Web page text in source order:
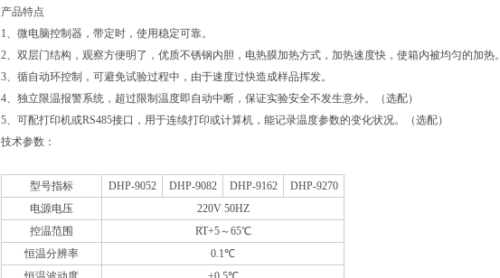
产品特点
1、微电脑控制器，带定时，使用稳定可靠。
2、双层门结构，观察方便明了，优质不锈钢内胆，电热膜加热方式，加热速度快，使箱内被均匀的加热。
3、循自动环控制，可避免试验过程中，由于速度过快造成样品挥发。
4、独立限温报警系统，超过限制温度即自动中断，保证实验安全不发生意外。（选配）
5、可配打印机或RS485接口，用于连续打印或计算机，能记录温度参数的变化状况。（选配）
技术参数：
型号指标 DHP-9052 DHP-9082 DHP-9162
DHP-9270
电源电压
220V 50HZ
控温范围
RT+5～65℃
恒温分辨率
0.1℃